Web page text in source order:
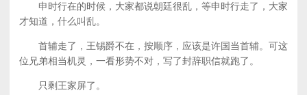
申时行在的时候，大家都说朝廷很乱，等申时行走了，大家
才知道，什么叫乱。
首辅走了，王锡爵不在，按顺序，应该是许国当首辅。可这
位兄弟相当机灵，一看形势不对，写了封辞职信就跑了。
只剩王家屏了。